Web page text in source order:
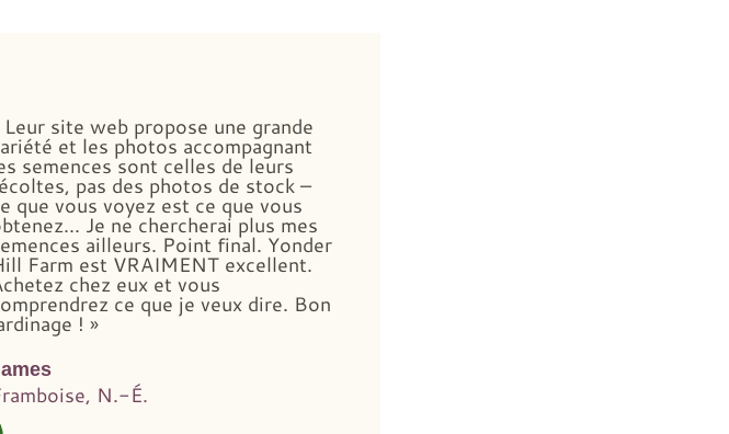
Leur site web propose une grande
et les photos accompagnant
semences sont celles de leurs
pas des photos de stock –
que vous voyez est ce que vous
Je ne chercherai plus mes
ailleurs. Point final. Yonder
Farm est VRAIMENT excellent.
chez eux et vous
ce que je veux dire. Bon
! »
N.-É.